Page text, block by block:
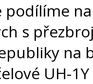
podílíme
s
na
UH-